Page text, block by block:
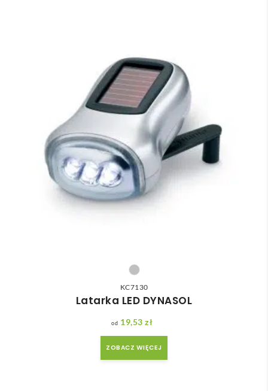
KC7130
Latarka LED DYNASOL
19,53zł
ZOBACZ WIĘCEJ